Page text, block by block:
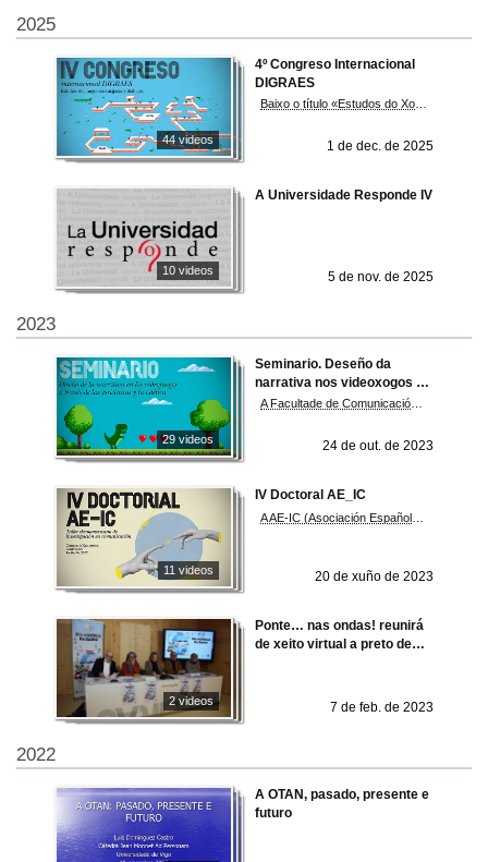
2025
44 videos
4º Congreso Internacional
DIGRAES
1 de dec. de 2025
10 videos
A Universidade Responde IV
5 de nov. de 2025
2023
29 videos
Seminario. Deseño da
narrativa nos videoxogos a
través das mecánicas e a
24 de out. de 2023
11 videos
IV Doctoral AE_IC
20 de xuño de 2023
2 videos
Ponte… nas ondas! reunirá
de xeito virtual a preto de
portugueses co gallo do 'Día
7 de feb. de 2023
2022
A OTAN, pasado, presente e
futuro